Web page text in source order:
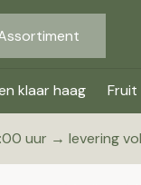
klaar haag Fruit
uur → levering